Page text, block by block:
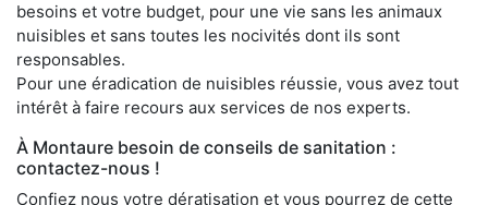
besoins et votre budget, pour une vie sans les animaux
nuisibles et sans toutes les nocivités dont ils sont
responsables.
Pour une éradication de nuisibles réussie, vous avez tout
intérêt à faire recours aux services de nos experts.
À Montaure besoin de conseils de sanitation :
contactez-nous !
Confiez nous votre dératisation et vous pourrez de cette